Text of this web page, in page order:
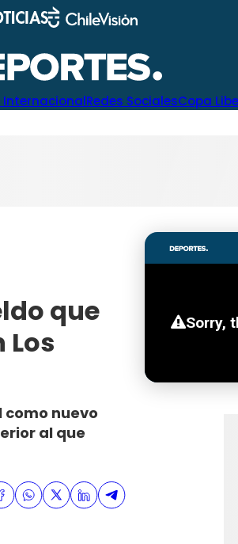
InternacionalRedes SocialesCopa
que
nuevo
al que